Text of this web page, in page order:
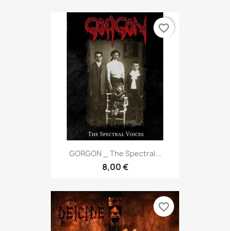
GORGON _ The Spectral...
8,00 €
favorite_border
favorite_border